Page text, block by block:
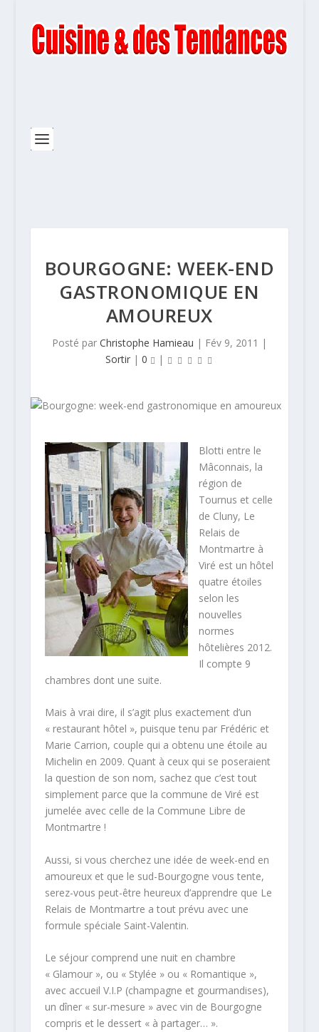
BOURGOGNE: WEEK-END
GASTRONOMIQUE EN
AMOUREUX
Posté par Christophe Hamieau | Fév 9, 2011 |
Sortir| 0 |
Blotti entre le
Mâconnais, la
région de
Tournus et celle
de Cluny, Le
Relais de
Montmartre à
Viré est un hôtel
quatre étoiles
selon les
nouvelles
normes
hôtelières 2012.
Il compte 9
chambres dont une suite.
Mais à vrai dire, il s’agit plus exactement d’un
« restaurant hôtel », puisque tenu par Frédéric et
Marie Carrion, couple qui a obtenu une étoile au
Michelin en 2009. Quant à ceux qui se poseraient
la question de son nom, sachez que c’est tout
simplement parce que la commune de Viré est
jumelée avec celle de la Commune Libre de
Montmartre !
Aussi, si vous cherchez une idée de week-end en
amoureux et que le sud-Bourgogne vous tente,
serez-vous peut-être heureux d’apprendre que Le
Relais de Montmartre a tout prévu avec une
formule spéciale Saint-Valentin.
Le séjour comprend une nuit en chambre
« Glamour », ou « Stylée » ou « Romantique »,
avec accueil V.I.P (champagne et gourmandises),
un dîner « sur-mesure » avec vin de Bourgogne
compris et le dessert « à partager… ».